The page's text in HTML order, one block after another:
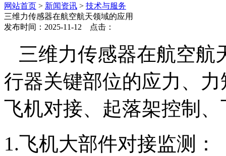
网站首页 > 新闻资讯 > 技术与服务
三维力传感器在航空航天领域的应用
发布时间：2025-11-12 点击：
三维力传感器在航空航
行器关键部位的应力、
飞机对接、起落架控制
1.飞机大部件对接监测：